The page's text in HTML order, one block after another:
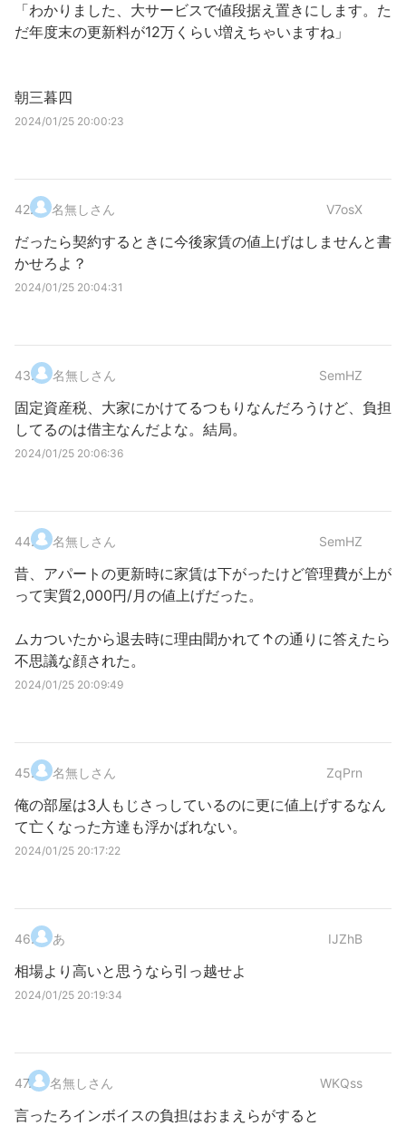
「わかりました、大サービスで値段据え置きにします。た
だ年度末の更新料が12万くらい増えちゃいますね」
朝三暮四
2024/01/25 20:00:23
42. 名無しさん V7osX
だったら契約するときに今後家賃の値上げはしませんと書
かせろよ？
2024/01/25 20:04:31
43. 名無しさん SemHZ
固定資産税、大家にかけてるつもりなんだろうけど、負担
してるのは借主なんだよな。結局。
2024/01/25 20:06:36
44. 名無しさん SemHZ
昔、アパートの更新時に家賃は下がったけど管理費が上が
って実質2,000円/月の値上げだった。
ムカついたから退去時に理由聞かれて↑の通りに答えたら
不思議な顔された。
2024/01/25 20:09:49
45. 名無しさん ZqPrn
俺の部屋は3人もじさっしているのに更に値上げするなん
て亡くなった方達も浮かばれない。
2024/01/25 20:17:22
46. あ IJZhB
相場より高いと思うなら引っ越せよ
2024/01/25 20:19:34
47. 名無しさん WKQss
言ったろインボイスの負担はおまえらがすると